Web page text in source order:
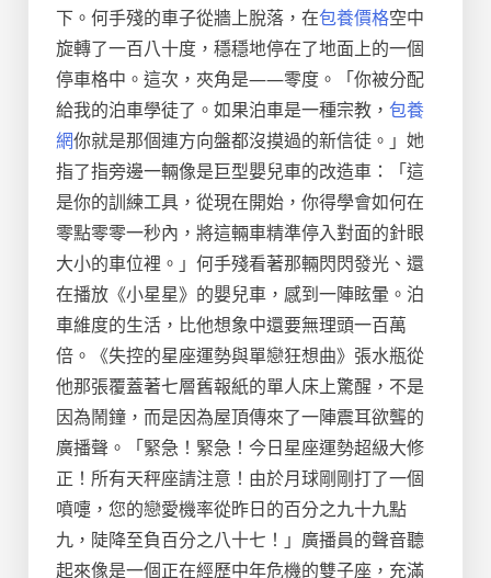
下。何手殘的車子從牆上脫落，在包養價格空中
旋轉了一百八十度，穩穩地停在了地面上的一個
停車格中。這次，夾角是——零度。「你被分配
給我的泊車學徒了。如果泊車是一種宗教， 包養
網你就是那個連方向盤都沒摸過的新信徒。」她
指了指旁邊一輛像是巨型嬰兒車的改造車：「這
是你的訓練工具，從現在開始，你得學會如何在
零點零零一秒內，將這輛車精準停入對面的針眼
大小的車位裡。」何手殘看著那輛閃閃發光、還
在播放《小星星》的嬰兒車，感到一陣眩暈。泊
車維度的生活，比他想象中還要無理頭一百萬
倍。《失控的星座運勢與單戀狂想曲》張水瓶從
他那張覆蓋著七層舊報紙的單人床上驚醒，不是
因為鬧鐘，而是因為屋頂傳來了一陣震耳欲聾的
廣播聲。「緊急！緊急！今日星座運勢超級大修
正！所有天秤座請注意！由於月球剛剛打了一個
噴嚏，您的戀愛機率從昨日的百分之九十九點
九，陡降至負百分之八十七！」廣播員的聲音聽
起來像是一個正在經歷中年危機的雙子座，充滿